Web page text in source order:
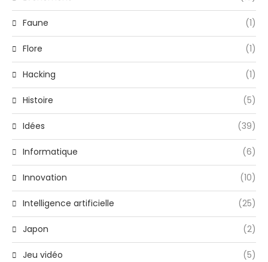
Faune (1)
Flore (1)
Hacking (1)
Histoire (5)
Idées (39)
Informatique (6)
Innovation (10)
Intelligence artificielle (25)
Japon (2)
Jeu vidéo (5)